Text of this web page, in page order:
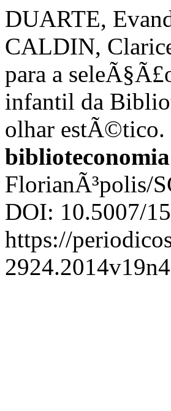
DUARTE,
CALDIN,
para a
infantil da
olhar estÃ©tico.
FlorianÃ³polis/
DOI: 10.5007/
https://